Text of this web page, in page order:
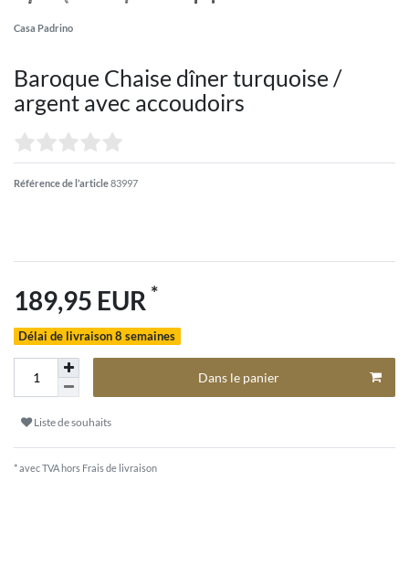
Casa Padrino
Baroque Chaise dîner turquoise /
argent avec accoudoirs
Référence de l’article83997
189,95 EUR *
Délai de livraison 8 semaines
Dans le panier
Liste de souhaits
* avec TVA hors Frais de livraison